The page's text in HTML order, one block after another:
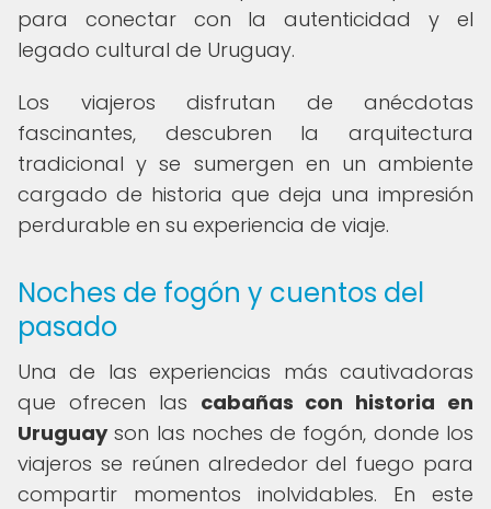
para conectar con la autenticidad y el
legado cultural de Uruguay.
Los viajeros disfrutan de anécdotas
fascinantes, descubren la arquitectura
tradicional y se sumergen en un ambiente
cargado de historia que deja una impresión
perdurable en su experiencia de viaje.
Noches de fogón y cuentos del
pasado
Una de las experiencias más cautivadoras
que ofrecen las cabañas con historia en
Uruguayson las noches de fogón, donde los
viajeros se reúnen alrededor del fuego para
compartir momentos inolvidables. En este